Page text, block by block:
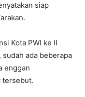
siap
Kota PWI ke II
sudah ada beberapa
enggan
tersebut.